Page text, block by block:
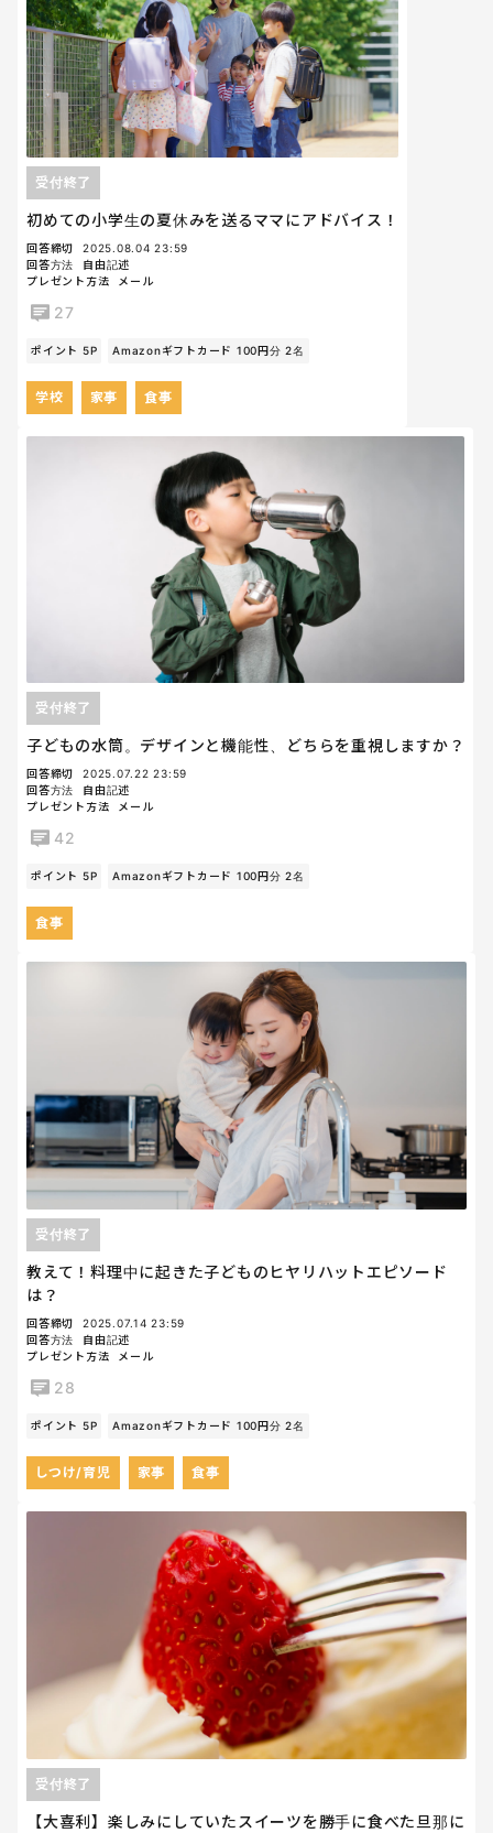
初めての小学生の夏休みを送るママにアドバイス！
受付終了
回答締切
2025.08.04 23:59
回答方法
自由記述
プレゼント方法
メール
27
ポイント 5P Amazonギフトカード 100円分 2名
学校 家事 食事
子どもの水筒。デザインと機能性、どちらを重視しますか？
受付終了
回答締切
2025.07.22 23:59
回答方法
自由記述
プレゼント方法
メール
42
ポイント 5P Amazonギフトカード 100円分 2名
食事
教えて！料理中に起きた子どものヒヤリハットエピソード
は？
受付終了
回答締切
2025.07.14 23:59
回答方法
自由記述
プレゼント方法
メール
28
ポイント 5P Amazonギフトカード 100円分 2名
しつけ/育児 家事 食事
【大喜利】楽しみにしていたスイーツを勝手に食べた旦那に
受付終了